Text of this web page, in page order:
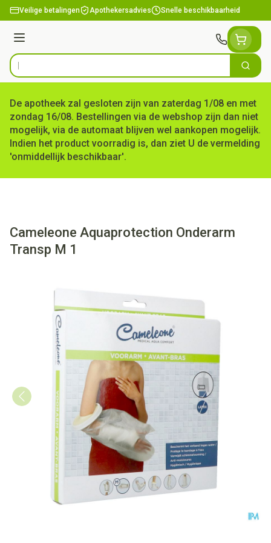
Ga naar de inhoud
Veilige betalingen Apothekersadvies Snelle beschikbaarheid
Menu
Product, merk, categorie... Zoek
De apotheek zal gesloten zijn van zaterdag 1/08 en met
zondag 16/08. Bestellingen via de webshop zijn dan niet
mogelijk, via de automaat blijven wel aankopen mogelijk.
Indien het product voorradig is, dan ziet U de vermelding
'onmiddellijk beschikbaar'.
Cameleone Aquaprotection Onderarm
Transp M 1